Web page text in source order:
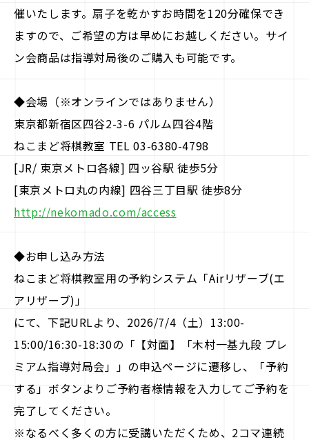
催いたします。扇子を乾かすお時間を120分確保でき
ますので、ご希望の方は早めにお越しください。サイ
ン会商品は指導対局後のご購入も可能です。
◆会場（※オンラインではありません）
東京都新宿区四谷2-3-6 パルム四谷4階
ねこまど将棋教室 TEL 03-6380-4798
[JR/ 東京メトロ各線] 四ッ谷駅 徒歩5分
[東京メトロ丸の内線] 四谷三丁目駅 徒歩8分
http://nekomado.com/access
◆お申し込み方法
ねこまど将棋教室用の予約システム「Airリザーブ(エ
アリザーブ)」
にて、下記URLより、2026/7/4（土）13:00-
15:00/16:30-18:30の「【対面】「木村一基九段 プレ
ミアム指導対局会」」の申込ページに遷移し、「予約
する」ボタンよりご予約者様情報を入力してご予約を
完了してください。
※なるべく多くの方に受講いただくため、2コマ連続